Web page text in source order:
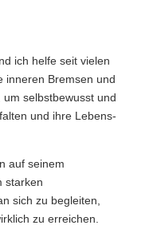
ich helfe seit vielen
inneren Bremsen und
selbstbewusst und
und ihre Lebens-
auf seinem
starken
sich zu begleiten,
zu erreichen.